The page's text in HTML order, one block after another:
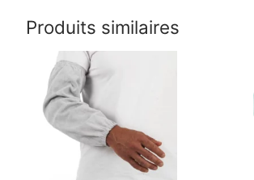
Produits similaires